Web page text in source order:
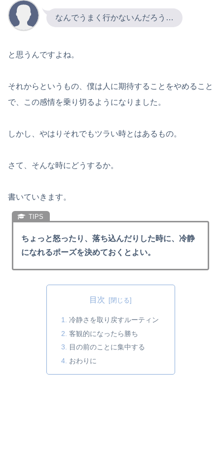
なんでうまく行かないんだろう…
と思うんですよね。
それからというもの、僕は人に期待することをやめること
で、この感情を乗り切るようになりました。
しかし、やはりそれでもツラい時とはあるもの。
さて、そんな時にどうするか。
書いていきます。
ちょっと怒ったり、落ち込んだりした時に、冷静
になれるポーズを決めておくとよい。
目次
冷静さを取り戻すルーティン
客観的になったら勝ち
目の前のことに集中する
おわりに